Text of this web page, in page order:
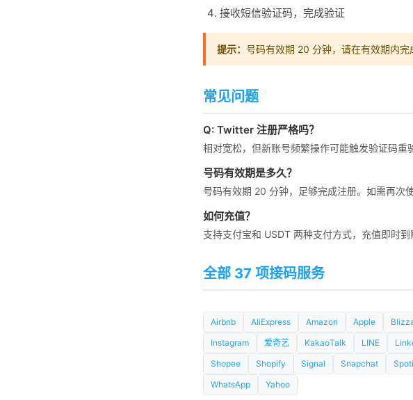
接收短信验证码，完成验证
提示： 号码有效期 20 分钟，请在有效期内完
常见问题
Q: Twitter 注册严格吗？
相对宽松，但新账号频繁操作可能触发验证码重
号码有效期是多久？
号码有效期 20 分钟，足够完成注册。如需再次
如何充值？
支持支付宝和 USDT 两种支付方式，充值即时到
全部 37 项接码服务
Airbnb AliExpress Amazon Apple
Instagram
爱奇艺 KakaoTalk LINE
Shopee
Shopify Signal Snapchat
WhatsApp
Yahoo